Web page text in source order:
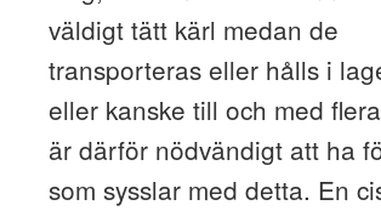
väldigt tätt kärl medan de
transporteras eller hålls i
eller kanske till och med flera
är därför nödvändigt att ha
som sysslar med detta. En